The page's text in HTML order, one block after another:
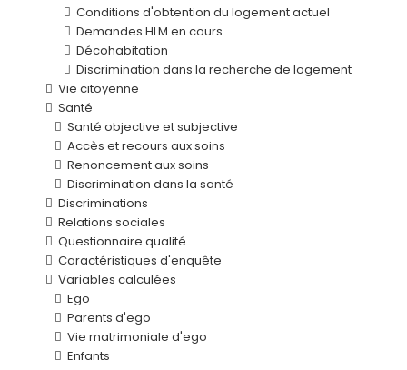
Conditions d'obtention du logement actuel
Demandes HLM en cours
Décohabitation
Discrimination dans la recherche de logement
Vie citoyenne
Santé
Santé objective et subjective
Accès et recours aux soins
Renoncement aux soins
Discrimination dans la santé
Discriminations
Relations sociales
Questionnaire qualité
Caractéristiques d'enquête
Variables calculées
Ego
Parents d'ego
Vie matrimoniale d'ego
Enfants